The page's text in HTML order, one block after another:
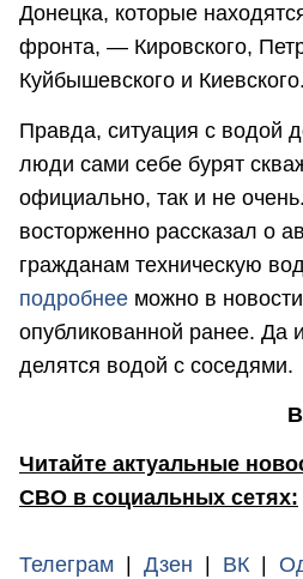
Донецка, которые
фронта, — Кировского,
Куйбышевского и Киевского.
Правда, ситуация с водой
люди сами себе бурят
официально, так и не
восторженно рассказал о
гражданам техническую
подробнее можно в
опубликованной ранее. Да
делятся водой с соседями.
Читайте актуальные
СВО в социальных сетях:
Телеграм Дзен ВК